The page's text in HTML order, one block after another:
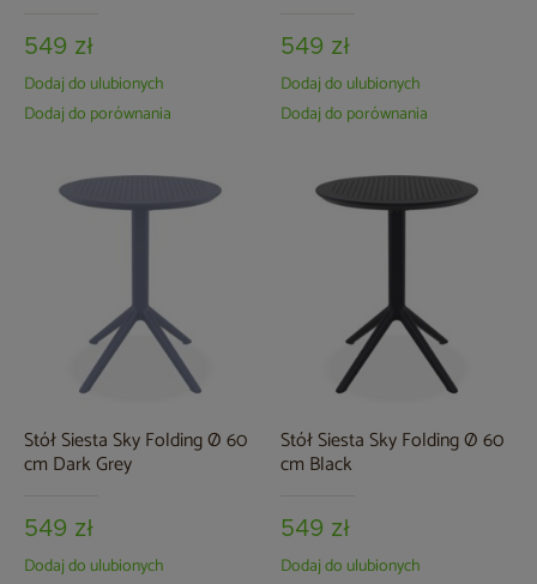
549 zł
Dodaj do ulubionych
Dodaj do porównania
549 zł
Dodaj do ulubionych
Dodaj do porównania
Stół Siesta Sky Folding Ø 60
cm Dark Grey
549 zł
Dodaj do ulubionych
Stół Siesta Sky Folding Ø 60
cm Black
549 zł
Dodaj do ulubionych